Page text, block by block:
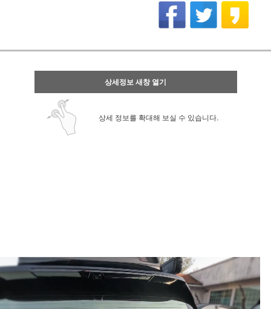
상세정보 새창 열기
상세 정보를 확대해 보실 수 있습니다.